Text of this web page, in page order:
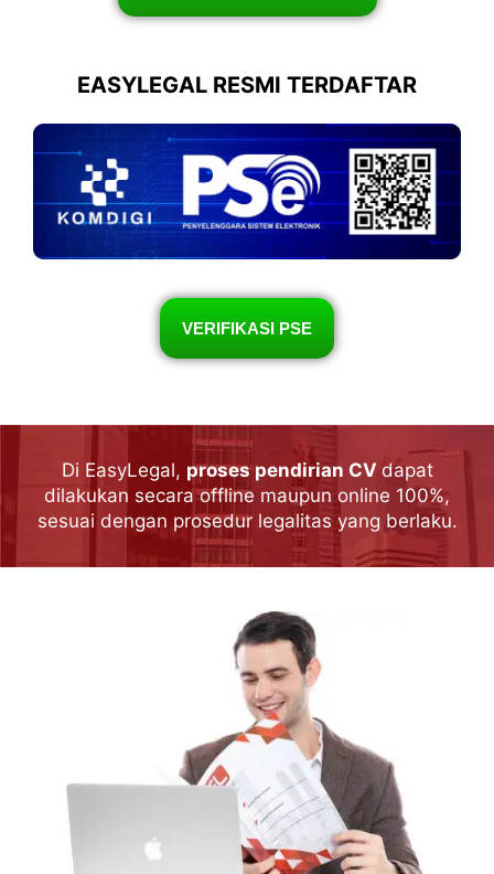
EASYLEGAL RESMI TERDAFTAR
VERIFIKASI PSE
Di EasyLegal, proses pendirian CV dapat
dilakukan secara offline maupun online 100%,
sesuai dengan prosedur legalitas yang berlaku.